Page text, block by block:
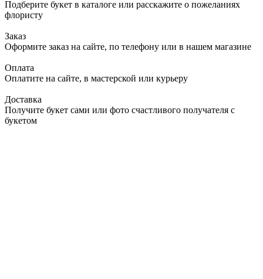
Подберите букет в каталоге или расскажите о пожеланиях
флористу
Заказ
Оформите заказ на сайте, по телефону или в нашем магазине
Оплата
Оплатите на сайте, в мастерской или курьеру
Доставка
Получите букет сами или фото счастливого получателя с
букетом